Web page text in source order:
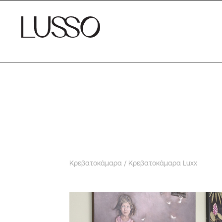
Κρεβατοκάμαρα / Κρεβατοκάμαρα Luxx